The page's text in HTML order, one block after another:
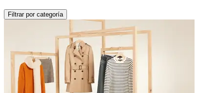
Filtrar por categoría